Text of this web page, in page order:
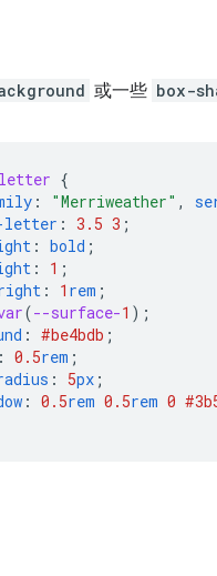
或一些 box-
{
: "Merriweather" ,
: 3.5 3 ;
: bold ;
: 1 ;
: 1 rem ;
(--surface-1 );
: #be4bdb ;
: 0.5rem ;
: 5px ;
: 0.5rem 0.5rem 0